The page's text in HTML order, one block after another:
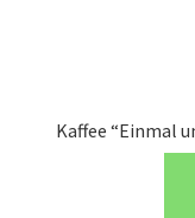
Kaffee “Einmal